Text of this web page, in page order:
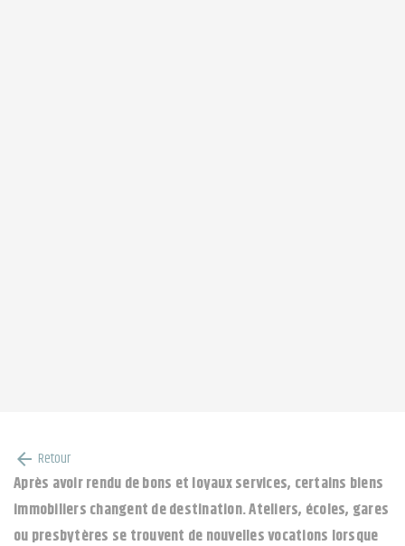
arrow_back Retour
Après avoir rendu de bons et loyaux services, certains biens
immobiliers changent de destination. Ateliers, écoles, gares
ou presbytères se trouvent de nouvelles vocations lorsque